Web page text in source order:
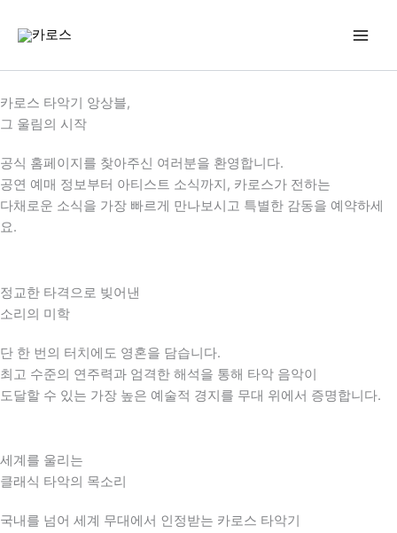
로
건
너
기
카로스 타악기 앙상블,
그 울림의 시작
공식 홈페이지를 찾아주신 여러분을 환영합니다.
공연 예매 정보부터 아티스트 소식까지, 카로스가 전하는
다채로운 소식을 가장 빠르게 만나보시고 특별한 감동을 예약하세
요.
정교한 타격으로 빚어낸
소리의 미학
단 한 번의 터치에도 영혼을 담습니다.
최고 수준의 연주력과 엄격한 해석을 통해 타악 음악이
도달할 수 있는 가장 높은 예술적 경지를 무대 위에서 증명합니다.
세계를 울리는
클래식 타악의 목소리
국내를 넘어 세계 무대에서 인정받는 카로스 타악기